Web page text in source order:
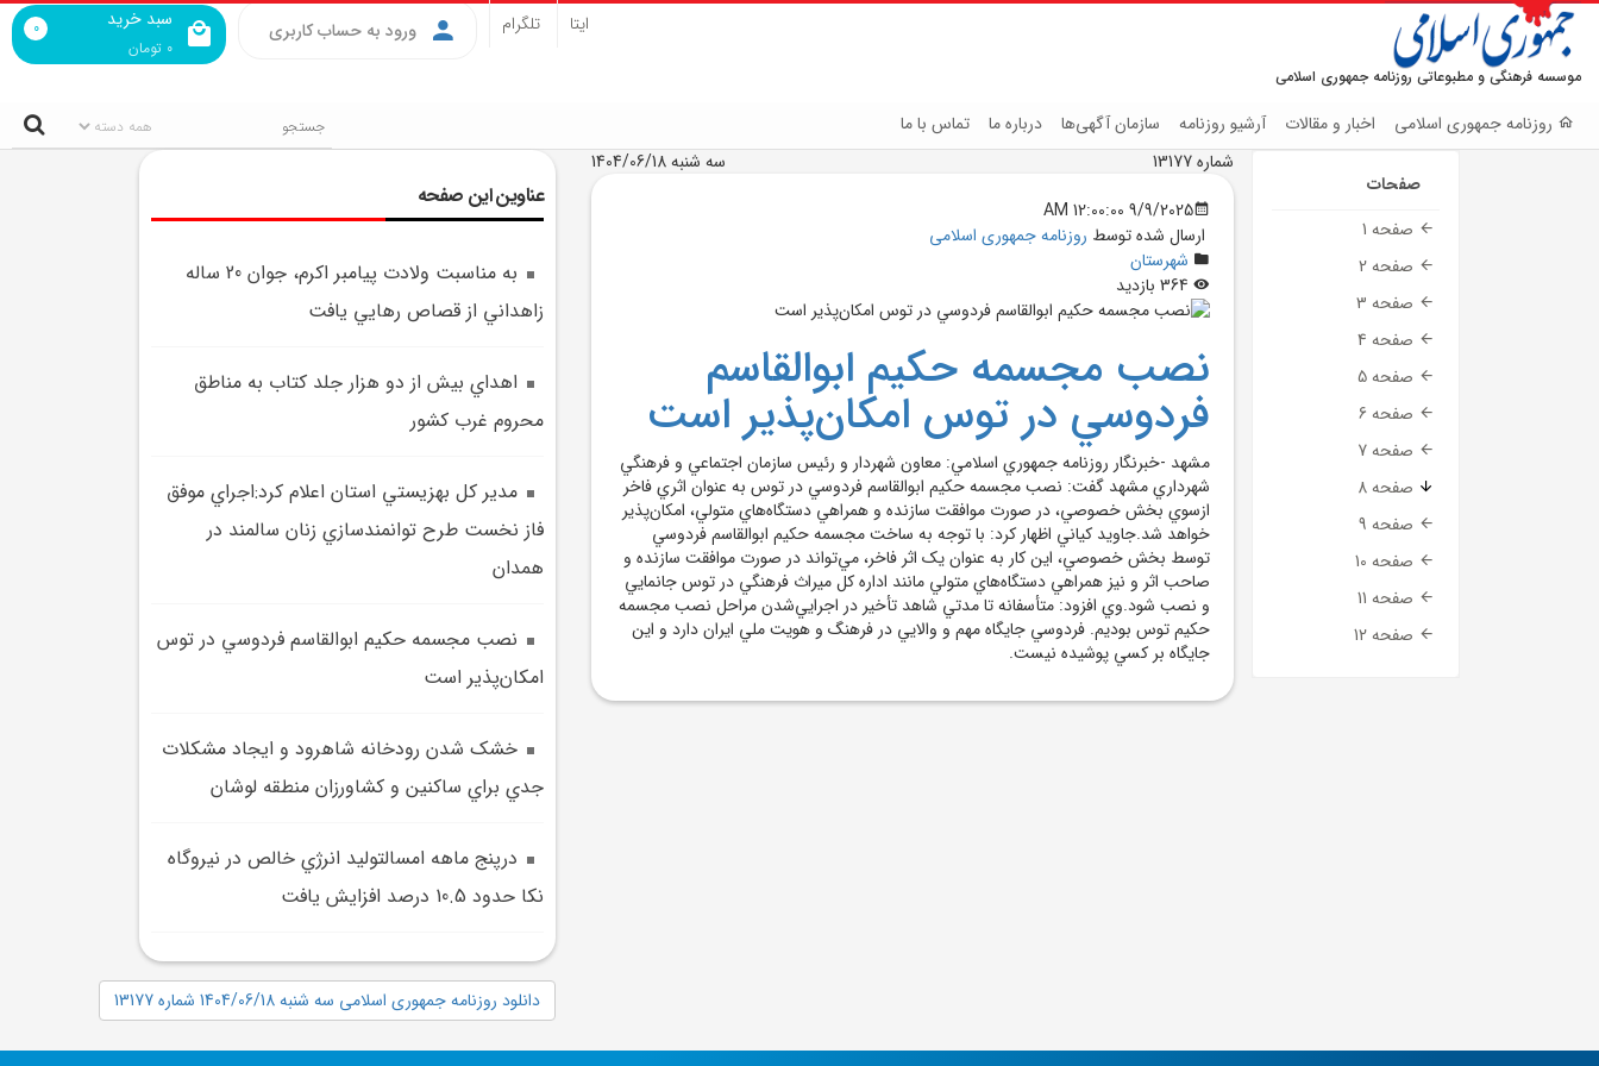
موسسه فرهنگی و مطبوعاتی روزنامه جمهوری اسلامی
سبد خرید
0 تومان
0 ورود به حساب کاربری ایتا تلگرام
روزنامه جمهوری اسلامی اخبار و مقالات آرشیو روزنامه سازمان آگهی‌ها درباره ما تماس با ما
صفحات
صفحه 1
صفحه 2
صفحه 3
صفحه 4
صفحه 5
صفحه 6
صفحه 7
صفحه 8
صفحه 9
صفحه 10
صفحه 11
صفحه 12
شماره 13177
سه شنبه 1404/06/18
9/9/2025 12:00:00 AM
ارسال شده توسط روزنامه جمهوری اسلامی
شهرستان
نصب مجسمه حکيم ابوالقاسم
فردوسي در توس امکان‌پذير است
مشهد -خبرنگار روزنامه جمهوري اسلامي: معاون شهردار و رئيس سازمان اجتماعي و فرهنگي
شهرداري مشهد گفت: نصب مجسمه حکيم ابوالقاسم فردوسي در توس به عنوان اثري فاخر
ازسوي بخش خصوصي، در صورت موافقت سازنده و همراهي دستگاه‌هاي متولي، امکان‌پذير
خواهد شد.جاويد کياني اظهار کرد: با توجه به ساخت مجسمه حکيم ابوالقاسم فردوسي
توسط بخش خصوصي، اين کار به عنوان يک اثر فاخر، مي‌تواند در صورت موافقت سازنده و
صاحب اثر و نيز همراهي دستگاه‌هاي متولي مانند اداره کل ميراث فرهنگي در توس جانمايي
و نصب شود.وي افزود: متأسفانه تا مدتي شاهد تأخير در اجرايي‌شدن مراحل نصب مجسمه
حکيم توس بوديم. فردوسي جايگاه مهم و والايي در فرهنگ و هويت ملي ايران دارد و اين
جايگاه بر کسي پوشيده نيست.
عناوین این صفحه
به مناسبت ولادت پيامبر اکرم، جوان 20 ساله
زاهداني از قصاص رهايي يافت
اهداي بيش از دو هزار جلد کتاب به مناطق
محروم غرب کشور
مدير کل بهزيستي استان اعلام کرد:اجراي موفق
فاز نخست طرح توانمندسازي زنان سالمند در
همدان
نصب مجسمه حکيم ابوالقاسم فردوسي در توس
امکان‌پذير است
خشک شدن رودخانه شاهرود و ايجاد مشکلات
جدي براي ساکنين و کشاورزان منطقه لوشان
درپنج ماهه امسالتوليد انرژي خالص در نيروگاه
نکا حدود 10.5 درصد افزايش يافت
دانلود روزنامه جمهوری اسلامی سه شنبه 1404/06/18 شماره 13177